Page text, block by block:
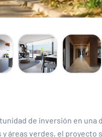
de inversión en una
áreas verdes, el